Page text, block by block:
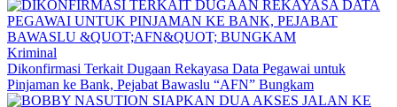
Kriminal
Dikonfirmasi Terkait Dugaan Rekayasa Data Pegawai untuk
Pinjaman ke Bank, Pejabat Bawaslu “AFN” Bungkam